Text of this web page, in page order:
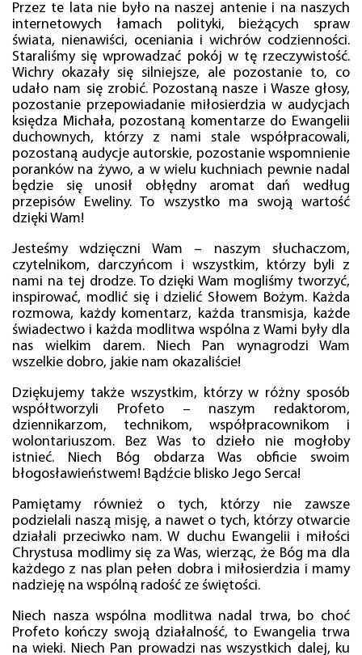
Przez te lata nie było na naszej antenie i na naszych
internetowych łamach polityki, bieżących spraw
świata, nienawiści, oceniania i wichrów codzienności.
Staraliśmy się wprowadzać pokój w tę rzeczywistość.
Wichry okazały się silniejsze, ale pozostanie to, co
udało nam się zrobić. Pozostaną nasze i Wasze głosy,
pozostanie przepowiadanie miłosierdzia w audycjach
księdza Michała, pozostaną komentarze do Ewangelii
duchownych, którzy z nami stale współpracowali,
pozostaną audycje autorskie, pozostanie wspomnienie
poranków na żywo, a w wielu kuchniach pewnie nadal
będzie się unosił obłędny aromat dań według
przepisów Eweliny. To wszystko ma swoją wartość
dzięki Wam!
Jesteśmy wdzięczni Wam – naszym słuchaczom,
czytelnikom, darczyńcom i wszystkim, którzy byli z
nami na tej drodze. To dzięki Wam mogliśmy tworzyć,
inspirować, modlić się i dzielić Słowem Bożym. Każda
rozmowa, każdy komentarz, każda transmisja, każde
świadectwo i każda modlitwa wspólna z Wami były dla
nas wielkim darem. Niech Pan wynagrodzi Wam
wszelkie dobro, jakie nam okazaliście!
Dziękujemy także wszystkim, którzy w różny sposób
współtworzyli Profeto – naszym redaktorom,
dziennikarzom, technikom, współpracownikom i
wolontariuszom. Bez Was to dzieło nie mogłoby
istnieć. Niech Bóg obdarza Was obficie swoim
błogosławieństwem! Bądźcie blisko Jego Serca!
Pamiętamy również o tych, którzy nie zawsze
podzielali naszą misję, a nawet o tych, którzy otwarcie
działali przeciwko nam. W duchu Ewangelii i miłości
Chrystusa modlimy się za Was, wierząc, że Bóg ma dla
każdego z nas plan pełen dobra i miłosierdzia i mamy
nadzieję na wspólną radość ze świętości.
Niech nasza wspólna modlitwa nadal trwa, bo choć
Profeto kończy swoją działalność, to Ewangelia trwa
na wieki. Niech Pan prowadzi nas wszystkich dalej, ku